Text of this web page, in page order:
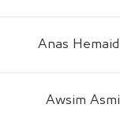
Anas Hemaid
Awsim Asmi